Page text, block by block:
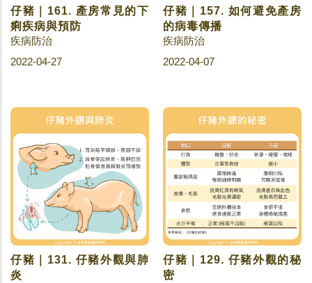
仔豬｜161. 產房常見的下
痢疾病與預防
疾病防治
2022-04-27
仔豬｜157. 如何避免產房
的病毒傳播
疾病防治
2022-04-07
仔豬｜131. 仔豬外觀與肺
炎
仔豬｜129. 仔豬外觀的秘
密